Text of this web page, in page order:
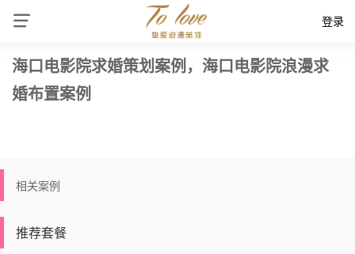
登录
海口电影院求婚策划案例，海口电影院浪漫求
婚布置案例
相关案例
推荐套餐